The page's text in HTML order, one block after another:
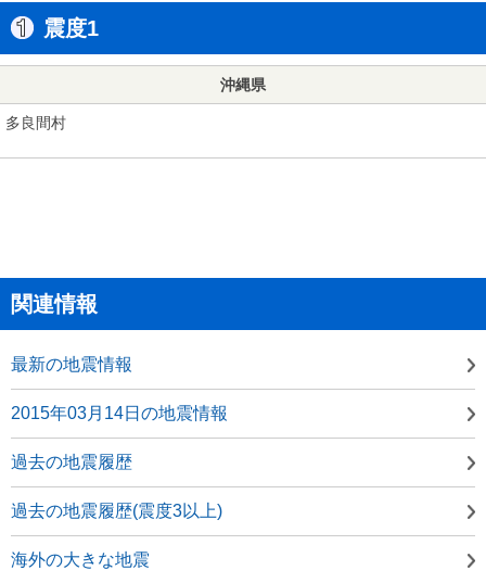
震度1
沖縄県
多良間村
関連情報
最新の地震情報
2015年03月14日の地震情報
過去の地震履歴
過去の地震履歴(震度3以上)
海外の大きな地震